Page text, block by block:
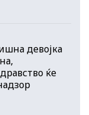
девојка
ќе